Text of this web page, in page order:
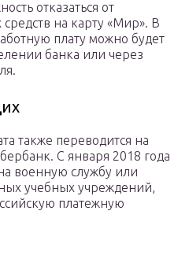
отказаться от
на карту «Мир». В
плату можно будет
банка или через
также переводится на
С января 2018 года
военную службу или
учебных учреждений,
платежную